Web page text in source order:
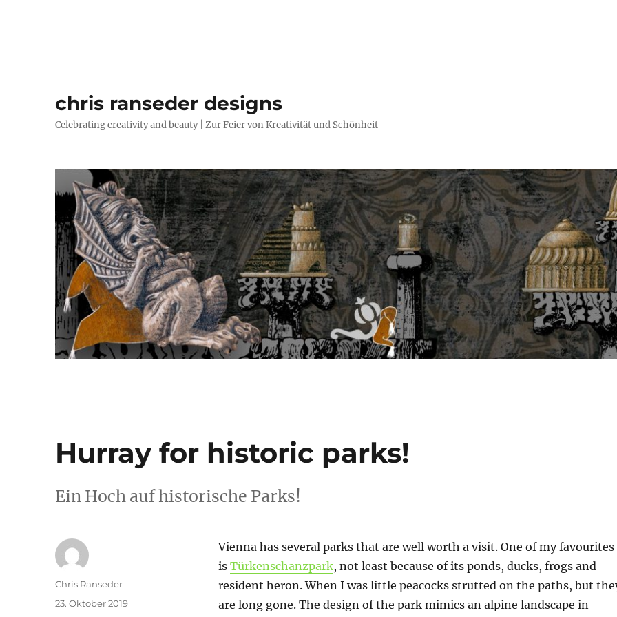
chris ranseder designs
Celebrating creativity and beauty | Zur Feier von Kreativität und Schönheit
Hurray for historic parks!
Ein Hoch auf historische Parks!
Vienna has several parks that are well worth a visit. One of my favourites
is Türkenschanzpark, not least because of its ponds, ducks, frogs and
resident heron. When I was little peacocks strutted on the paths, but
are long gone. The design of the park mimics an alpine landscape in
Autor
Chris Ranseder
Veröffentlicht
23. Oktober 2019